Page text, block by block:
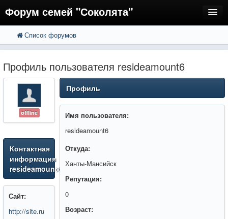
Форум семей "Соколята"
FAQ
Регистрация
Вход
Список форумов
Профиль пользователя resideamount6
offline
Контактная
информация
resideamount6
Сайт:
http://site.ru
Профиль
Имя пользователя:
resideamount6
Откуда:
Ханты-Мансийск
Репутация:
0
Возраст: